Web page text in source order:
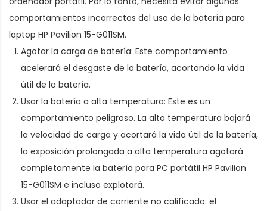
comportamientos incorrectos del uso de la batería para
laptop HP Pavilion 15-G011SM.
Agotar la carga de batería: Este comportamiento
acelerará el desgaste de la batería, acortando la vida
útil de la batería.
Usar la batería a alta temperatura: Este es un
comportamiento peligroso. La alta temperatura bajará
la velocidad de carga y acortará la vida útil de la batería,
la exposición prolongada a alta temperatura agotará
completamente la batería para PC portátil HP Pavilion
15-G011SM e incluso explotará.
Usar el adaptador de corriente no calificado: el